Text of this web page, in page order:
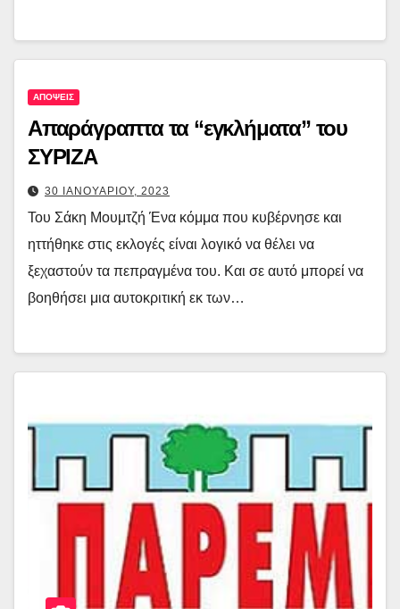
ΑΠΟΨΕΙΣ
Aπαράγραπτα τα “εγκλήματα” του
ΣΥΡΙΖΑ
30 ΙΑΝΟΥΑΡΙΟΥ, 2023
Του Σάκη Μουμτζή Ένα κόμμα που κυβέρνησε και
ηττήθηκε στις εκλογές είναι λογικό να θέλει να
ξεχαστούν τα πεπραγμένα του. Και σε αυτό μπορεί να
βοηθήσει μια αυτοκριτική εκ των…